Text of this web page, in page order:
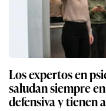
Los expertos en
saludan siempre
defensiva y tienen